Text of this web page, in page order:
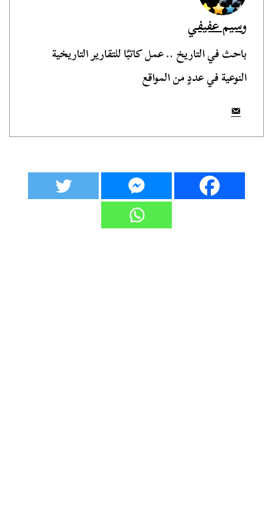
وسيم عفيفي
باحث في التاريخ .. عمل كاتبًا للتقارير التاريخية
النوعية في عددٍ من المواقع